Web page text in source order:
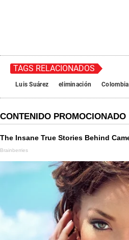
TAGS RELACIONADOS
Luis Suárez eliminación Colombia